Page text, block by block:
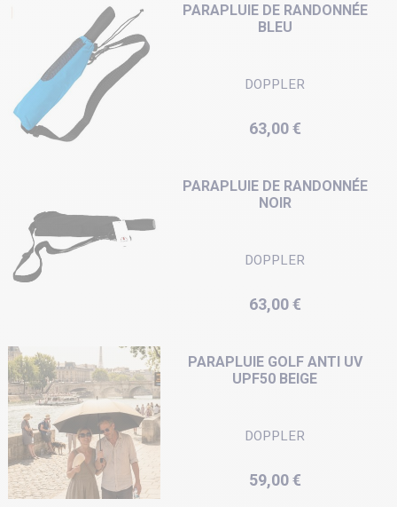
PARAPLUIE DE RANDONNÉE
BLEU
DOPPLER
Prix
63,00 €
PARAPLUIE DE RANDONNÉE
NOIR
DOPPLER
Prix
63,00 €
PARAPLUIE GOLF ANTI UV
UPF50 BEIGE
DOPPLER
Prix
59,00 €